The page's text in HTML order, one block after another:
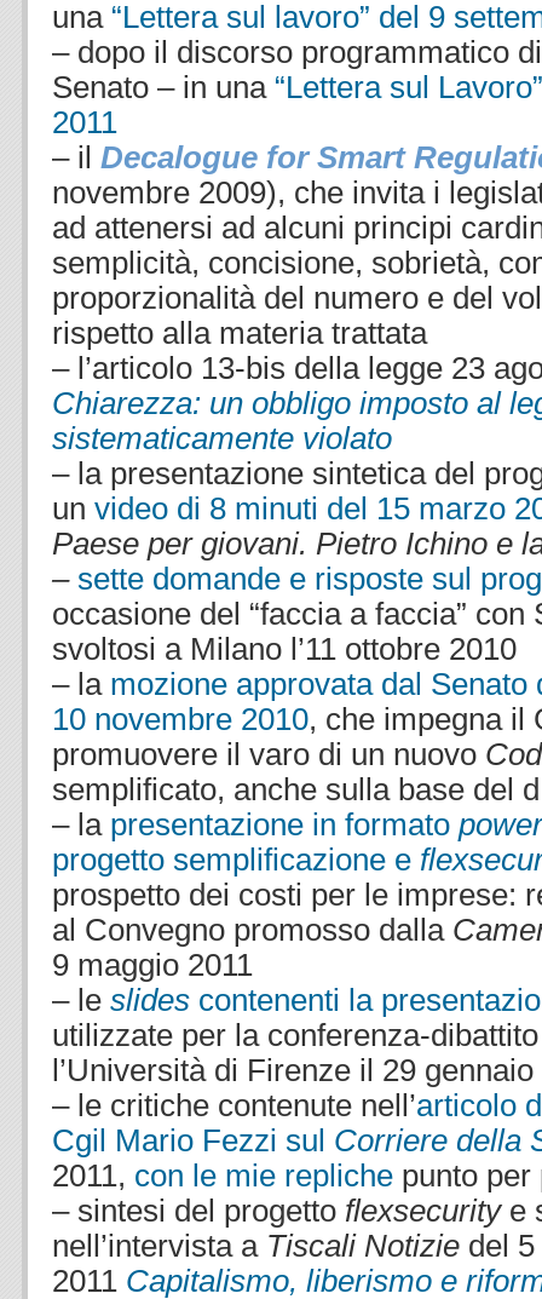
una “Lettera sul lavoro” del 9
– dopo il discorso programmatico
Senato – in una “Lettera sul
2011
– il Decalogue for Smart
novembre 2009), che invita i
ad attenersi ad alcuni principi
semplicità, concisione, sobrietà,
proporzionalità del numero e del
rispetto alla materia trattata
– l’articolo 13-bis della legge 23
Chiarezza: un obbligo imposto al
sistematicamente violato
– la presentazione sintetica del
un video di 8 minuti del 15 marzo
Paese per giovani. Pietro Ichino e
– sette domande e risposte sul
occasione del “faccia a faccia” con
svoltosi a Milano l’11 ottobre 2010
– la mozione approvata dal Senato
10 novembre 2010, che impegna il
promuovere il varo di un nuovo
semplificato, anche sulla base del
– la presentazione in formato
progetto semplificazione e
prospetto dei costi per le imprese:
al Convegno promosso dalla
9 maggio 2011
– le slides contenenti la
utilizzate per la conferenza-
l’Università di Firenze il 29
– le critiche contenute nell’articolo
Cgil Mario Fezzi sul Corriere della
2011, con le mie repliche punto per
– sintesi del progetto flexsecuritye
nell’intervista a Tiscali Notizie del
2011 Capitalismo, liberismo e